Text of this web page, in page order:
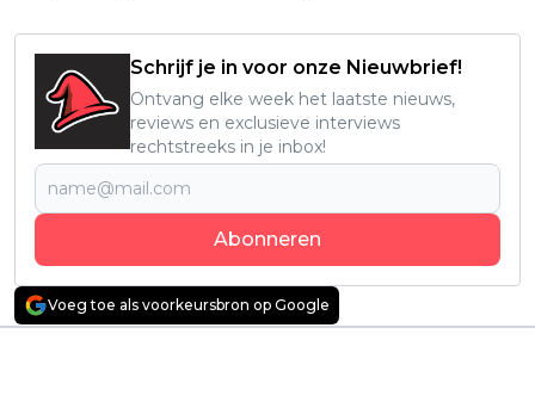
Schrijf je in voor onze Nieuwbrief!
Ontvang elke week het laatste nieuws,
reviews en exclusieve interviews
rechtstreeks in je inbox!
Abonneren
Voeg toe als voorkeursbron op Google